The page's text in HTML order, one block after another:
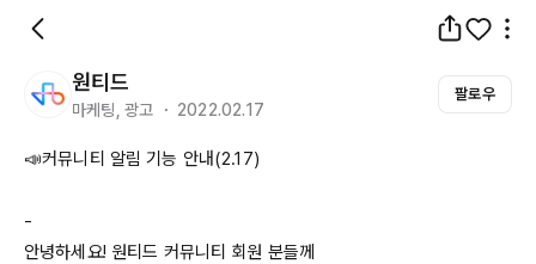
원티드
마케팅, 광고 ・ 2022.02.17
팔로우
📣커뮤니티 알림 기능 안내(2.17)
-
안녕하세요! 원티드 커뮤니티 회원 분들께